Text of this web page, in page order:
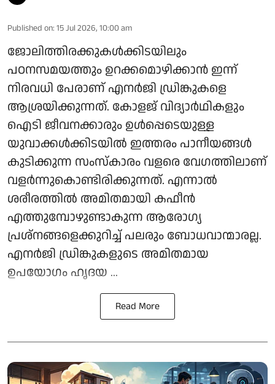
Published on: 15 Jul 2026, 10:00 am
ജോലിത്തിരക്കുകൾക്കിടയിലും
പഠനസമയത്തും ഉറക്കമൊഴിക്കാൻ ഇന്ന്
നിരവധി പേരാണ് എനർജി ഡ്രിങ്കുകളെ
ആശ്രയിക്കുന്നത്. കോളജ് വിദ്യാർഥികളും
ഐടി ജീവനക്കാരും ഉൾപ്പെടെയുള്ള
യുവാക്കൾക്കിടയിൽ ഇത്തരം പാനീയങ്ങൾ
കുടിക്കുന്ന സംസ്കാരം വളരെ വേഗത്തിലാണ്
വളർന്നുകൊണ്ടിരിക്കുന്നത്. എന്നാൽ
ശരീരത്തിൽ അമിതമായി കഫീൻ
എത്തുമ്പോഴുണ്ടാകുന്ന ആരോഗ്യ
പ്രശ്നങ്ങളെക്കുറിച്ച് പലരും ബോധവാന്മാരല്ല.
എനർജി ഡ്രിങ്കുകളുടെ അമിതമായ
ഉപയോഗം ഹൃദയ ...
Read More